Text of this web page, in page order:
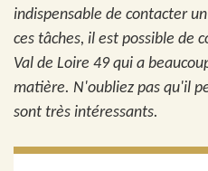
indispensable de contacter
ces tâches, il est possible de
Val de Loire 49 qui a
matière. N'oubliez pas qu'il
sont très intéressants.